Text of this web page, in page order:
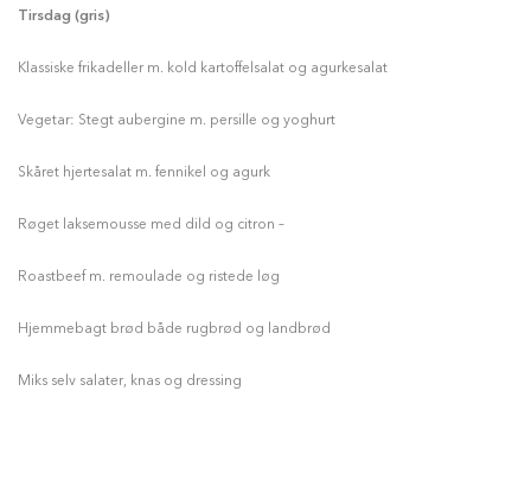
Tirsdag (gris)
Klassiske frikadeller m. kold kartoffelsalat og agurkesalat
Vegetar: Stegt aubergine m. persille og yoghurt
Skåret hjertesalat m. fennikel og agurk
Røget laksemousse med dild og citron –
Roastbeef m. remoulade og ristede løg
Hjemmebagt brød både rugbrød og landbrød
Miks selv salater, knas og dressing